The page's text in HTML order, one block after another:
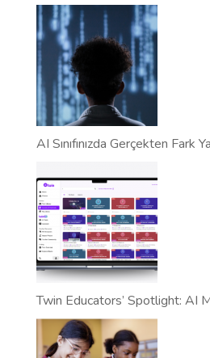
AI Sınıfınızda Gerçekten Fark
Twin Educators’ Spotlight: AI